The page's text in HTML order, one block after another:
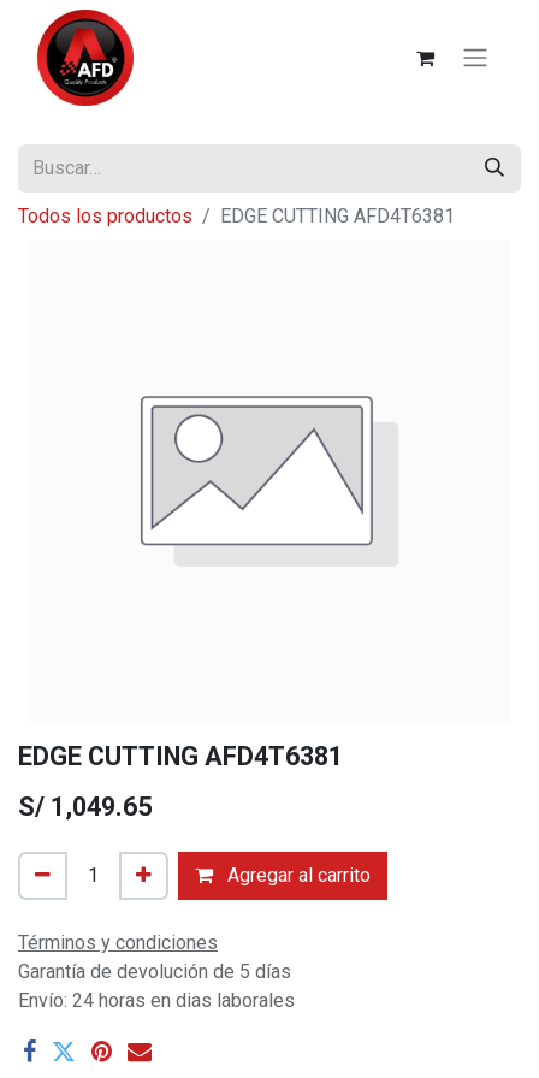
Todos los productos EDGE CUTTING AFD4T6381
EDGE CUTTING AFD4T6381
S/ 1,049.65
Agregar al carrito
Términos y condiciones
Garantía de devolución de 5 días
Envío: 24 horas en dias laborales